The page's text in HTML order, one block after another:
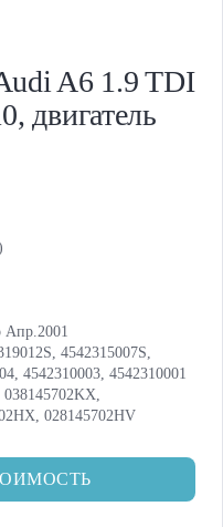
A6 1.9 TDI
двигатель
Апр.2001
4542315007S,
4542310003, 4542310001
028145702HV